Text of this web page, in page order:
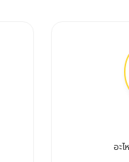
อะ